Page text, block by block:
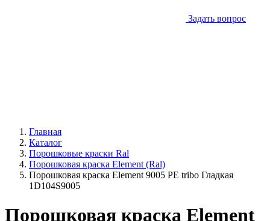
Задать вопрос
Главная
Каталог
Порошковые краски Ral
Порошковая краска Element (Ral)
Порошковая краска Element 9005 PE tribo Гладкая
1D104S9005
Порошковая краска Element